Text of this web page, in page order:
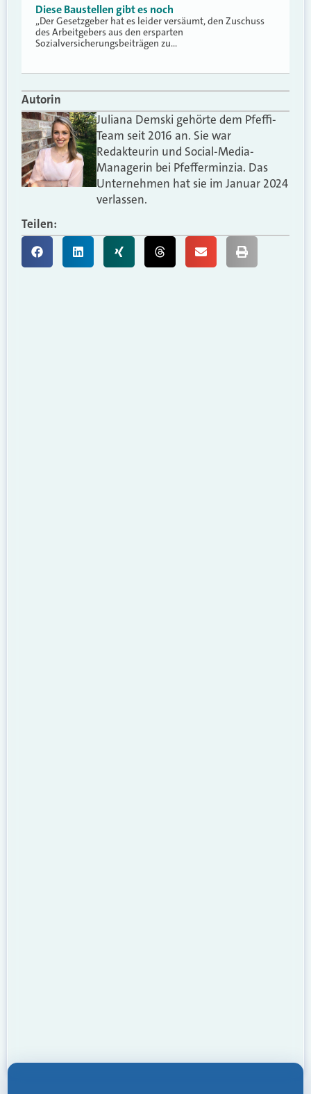
Diese Baustellen gibt es noch
„Der Gesetzgeber hat es leider versäumt, den Zuschuss
des Arbeitgebers aus den ersparten
Sozialversicherungsbeiträgen zu…
Autorin
Juliana Demski gehörte dem Pfeffi-
Team seit 2016 an. Sie war
Redakteurin und Social-Media-
Managerin bei Pfefferminzia. Das
Unternehmen hat sie im Januar 2024
verlassen.
Teilen: